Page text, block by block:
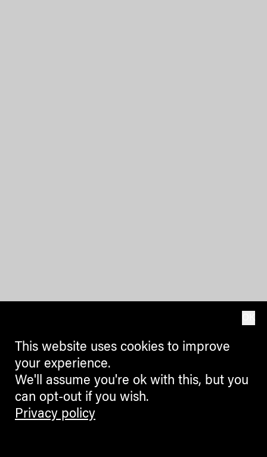
This website uses cookies to improve
your experience.
We'll assume you're ok with this, but you
can opt-out if you wish.
Privacy policy